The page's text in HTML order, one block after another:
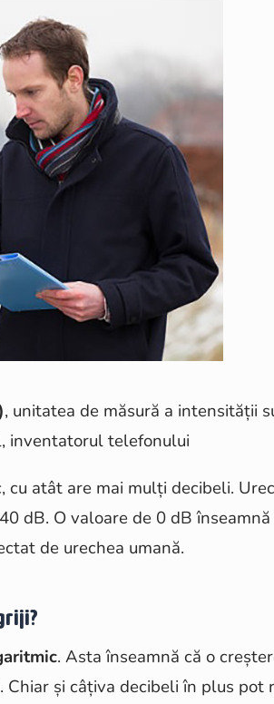
, unitatea de măsură a intensității
inventatorul telefonului
atât are mai mulți decibeli.
dB. O valoare de 0 dB
de urechea umană.
. Asta înseamnă că o
. Chiar și câțiva decibeli în plus pot